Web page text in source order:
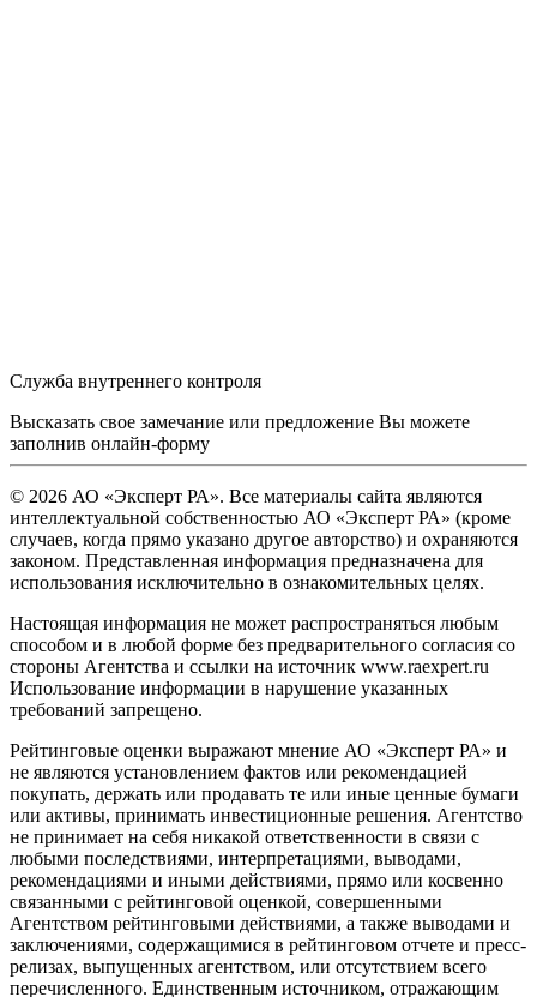
Служба внутреннего контроля
Высказать свое замечание или предложение Вы можете
заполнив онлайн-форму
© 2026 АО «Эксперт РА». Все материалы сайта являются
интеллектуальной собственностью АО «Эксперт РА» (кроме
случаев, когда прямо указано другое авторство) и охраняются
законом. Представленная информация предназначена для
использования исключительно в ознакомительных целях.
Настоящая информация не может распространяться любым
способом и в любой форме без предварительного согласия со
стороны Агентства и ссылки на источник www.raexpert.ru
Использование информации в нарушение указанных
требований запрещено.
Рейтинговые оценки выражают мнение АО «Эксперт РА» и
не являются установлением фактов или рекомендацией
покупать, держать или продавать те или иные ценные бумаги
или активы, принимать инвестиционные решения. Агентство
не принимает на себя никакой ответственности в связи с
любыми последствиями, интерпретациями, выводами,
рекомендациями и иными действиями, прямо или косвенно
связанными с рейтинговой оценкой, совершенными
Агентством рейтинговыми действиями, а также выводами и
заключениями, содержащимися в рейтинговом отчете и пресс-
релизах, выпущенных агентством, или отсутствием всего
перечисленного. Единственным источником, отражающим